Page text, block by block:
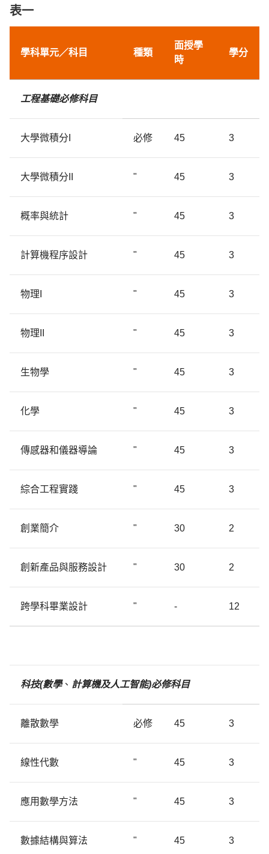
表一
學科單元／科目 種類
面授學
時
學分
工程基礎必修科目
大學微積分I 必修 45 3
大學微積分II " 45 3
概率與統計 " 45 3
計算機程序設計 " 45 3
物理I " 45 3
物理II " 45 3
生物學 " 45 3
化學 " 45 3
傳感器和儀器導論 " 45 3
綜合工程實踐 " 45 3
創業簡介 " 30 2
創新產品與服務設計 " 30 2
跨學科畢業設計 " - 12
科技(數學、 計算機及人工智能)必修科目
離散數學 必修 45 3
線性代數 " 45 3
應用數學方法 " 45 3
數據結構與算法 " 45 3